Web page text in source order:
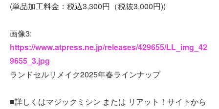
(単品加工料金：税込3,300円（税抜3,000円))
画像3:
https://www.atpress.ne.jp/releases/429655/LL_img_42
9655_3.jpg
ランドセルリメイク2025年春ラインナップ
■詳しくはマジックミシン または リアット！サイトから